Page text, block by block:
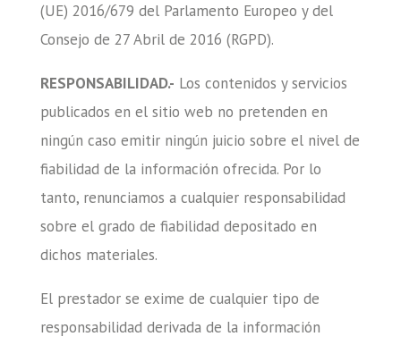
(UE) 2016/679 del Parlamento Europeo y del
Consejo de 27 Abril de 2016 (RGPD).
RESPONSABILIDAD.- Los contenidos y servicios
publicados en el sitio web no pretenden en
ningún caso emitir ningún juicio sobre el nivel de
fiabilidad de la información ofrecida. Por lo
tanto, renunciamos a cualquier responsabilidad
sobre el grado de fiabilidad depositado en
dichos materiales.
El prestador se exime de cualquier tipo de
responsabilidad derivada de la información